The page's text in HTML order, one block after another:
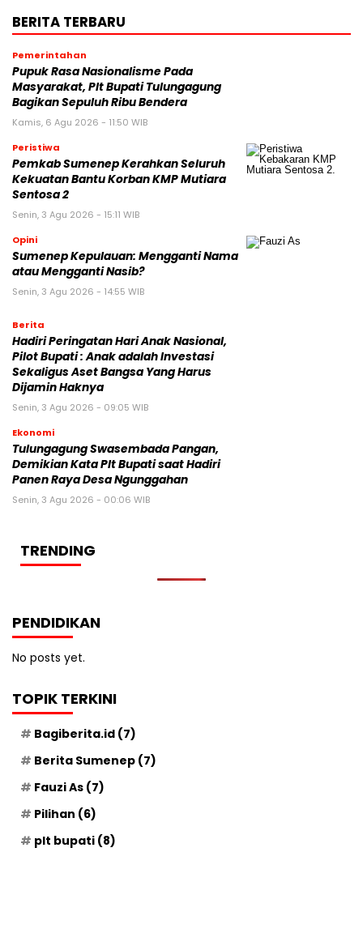
BERITA TERBARU
Pemerintahan
Pupuk Rasa Nasionalisme Pada
Masyarakat, Plt Bupati Tulungagung
Bagikan Sepuluh Ribu Bendera
Kamis, 6 Agu 2026 - 11:50 WIB
Peristiwa
Pemkab Sumenep Kerahkan Seluruh
Kekuatan Bantu Korban KMP Mutiara
Sentosa 2
Senin, 3 Agu 2026 - 15:11 WIB
Opini
Sumenep Kepulauan: Mengganti Nama
atau Mengganti Nasib?
Senin, 3 Agu 2026 - 14:55 WIB
Berita
Hadiri Peringatan Hari Anak Nasional,
Pilot Bupati : Anak adalah Investasi
Sekaligus Aset Bangsa Yang Harus
Dijamin Haknya
Senin, 3 Agu 2026 - 09:05 WIB
Ekonomi
Tulungagung Swasembada Pangan,
Demikian Kata Plt Bupati saat Hadiri
Panen Raya Desa Ngunggahan
Senin, 3 Agu 2026 - 00:06 WIB
TRENDING
PENDIDIKAN
No posts yet.
TOPIK TERKINI
Bagiberita.id (7)
Berita Sumenep (7)
Fauzi As (7)
Pilihan (6)
plt bupati (8)